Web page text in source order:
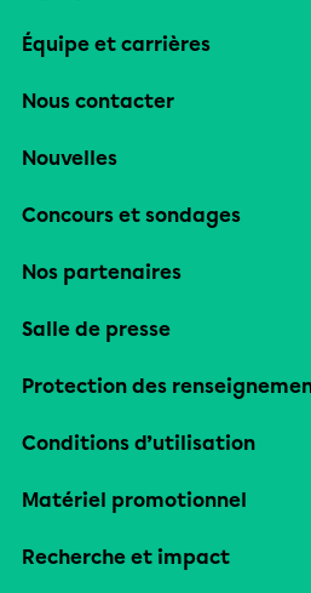
Équipe et carrières
Nous contacter
Nouvelles
Concours et sondages
Nos partenaires
Salle de presse
Protection des
Conditions d’utilisation
Matériel promotionnel
Recherche et impact